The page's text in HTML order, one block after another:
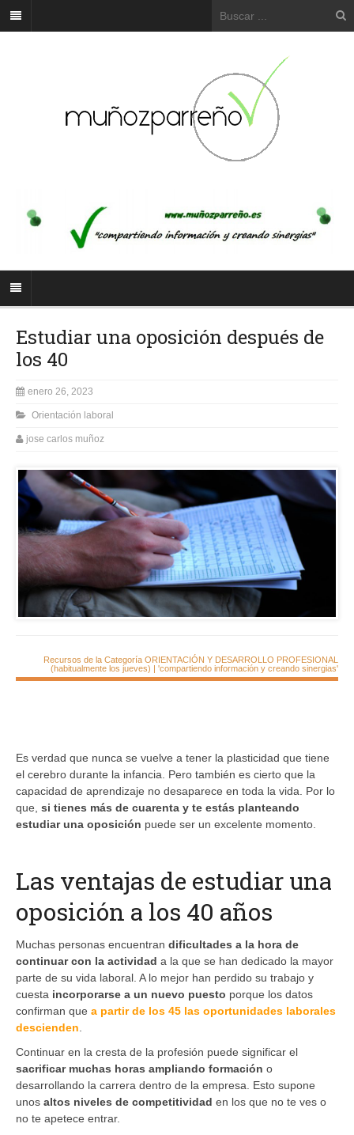
Estudiar una oposición después de
los 40
enero 26, 2023
Orientación laboral
jose carlos muñoz
Recursos de la Categoría ORIENTACIÓN Y DESARROLLO PROFESIONAL
(habitualmente los jueves) | 'compartiendo información y creando sinergias'
Es verdad que nunca se vuelve a tener la plasticidad que tiene
el cerebro durante la infancia. Pero también es cierto que la
capacidad de aprendizaje no desaparece en toda la vida. Por lo
que, si tienes más de cuarenta y te estás planteando
estudiar una oposición puede ser un excelente momento.
Las ventajas de estudiar una
oposición a los 40 años
Muchas personas encuentran dificultades a la hora de
continuar con la actividad a la que se han dedicado la mayor
parte de su vida laboral. A lo mejor han perdido su trabajo y
cuesta incorporarse a un nuevo puesto porque los datos
confirman que a partir de los 45 las oportunidades laborales
descienden
Continuar en la cresta de la profesión puede significar el
sacrificar muchas horas ampliando formación o
desarrollando la carrera dentro de la empresa. Esto supone
unos altos niveles de competitividad en los que no te ves o
no te apetece entrar.